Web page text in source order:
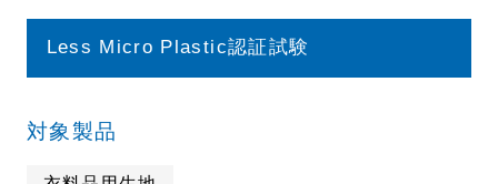
Less Micro Plastic認証試験
対象製品